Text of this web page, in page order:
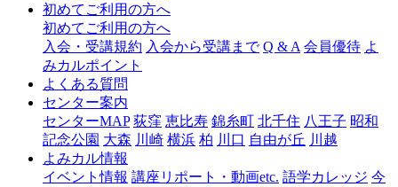
初めてご利用の方へ
初めてご利用の方へ
入会・受講規約 入会から受講まで Q & A 会員優待 よ
みカルポイント
よくある質問
センター案内
センターMAP 荻窪 恵比寿 錦糸町 北千住 八王子 昭和
記念公園 大森 川崎 横浜 柏 川口 自由が丘 川越
よみカル情報
イベント情報 講座リポート・動画etc. 語学カレッジ 今